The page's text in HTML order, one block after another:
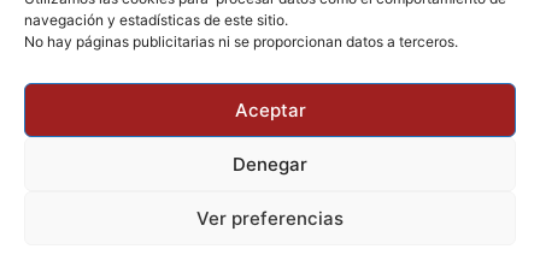
navegación y estadísticas de este sitio.
No hay páginas publicitarias ni se proporcionan datos a terceros.
Aceptar
Denegar
Ver preferencias
Facebook
YouTube
Bluesky
Telegram
Esta obra está bajo unalicencia de Creative
Commons Reconocimiento-CompartirIgual 4.0
Internacional